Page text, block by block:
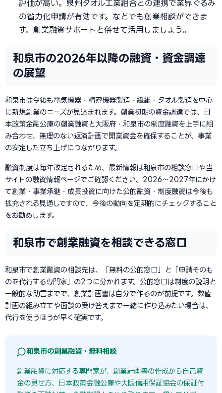
評価が高い。泉州タオル工業組合との連携で業界ぐるみ
の省力化申請が有効です。などでも創業相談ができま
す。創業融資サポートと併せて活用しましょう。
和泉市の2026年以降の融資・資金調達
の展望
和泉市は今後も電気機器・精密機器製造・繊維・タオル製造を中心
に新規創業のニーズが見込まれます。創業初期の資金調達では、日
本政策金融公庫の創業融資と大阪府・和泉市の制度融資を上手に組
み合わせ、無理のない返済計画で開業資金を確保することが、事業
の安定した立ち上げにつながります。
融資制度は毎年改定されるため、最新情報は和泉市の相談窓口や当
サイトの融資情報ページでご確認ください。2026〜2027年にかけ
て創業・事業承継・成長投資に向けた公的融資・制度融資は今後も
拡充される見通しですので、今後の動向を定期的にチェックすること
をお勧めします。
和泉市で創業融資を相談できる窓口
和泉市で創業融資の相談先は、「無料の公的窓口」と「申請そのも
のを代行する専門家」の2つに分かれます。公的窓口は制度の説明と
一般的な助言までで、創業計画書は自分で作るのが前提です。数値
計画の組み立てや面談の受け答えまで一緒に作り込みたい場合は、
代行を使うほうが早く確実です。
和泉市の創業融資・無料相談
創業融資に対応する専門家が、創業計画書の作成から自己資
金の見せ方、日本政策金融公庫や大阪信用保証協会の保証付